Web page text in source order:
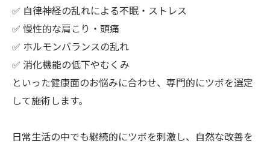
✅ 自律神経の乱れによる不眠・ストレス
✅ 慢性的な肩こり・頭痛
✅ ホルモンバランスの乱れ
✅ 消化機能の低下やむくみ
といった健康面のお悩みに合わせ、専門的にツボを選定
して施術します。
日常生活の中でも継続的にツボを刺激し、自然な改善を